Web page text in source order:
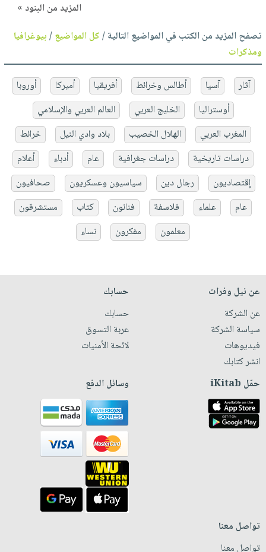
المزيد من البنود »
تصفح المزيد من الكتب في المواضيع التالية /كل المواضيع/بيوغرافيا
ومذكرات
آثار آسيا أطالس وخرائط أفريقيا أميركا
أوروبا
أوستراليا
الخليج العربي
العالم العربي والإسلامي
المغرب العربي
الهلال الخصيب بلاد وادي النيل
خرائط
دراسات تاريخية
دراسات جغرافية عام أدباء
أعلام
إقتصاديون
رجال دين سياسيون وعسكريون
صحافيون
عام
علماء فلاسفة فنانون كتاب
مستشرقون
معلمون
مفكرون نساء
عن نيل وفرات
عن الشركة
سياسة الشركة
فيديوهات
انشر كتابك
حسابك
حسابك
عربة التسوق
لائحة الأمنيات
حمّل iKitab وسائل الدفع
تواصل معنا
تواصل معنا